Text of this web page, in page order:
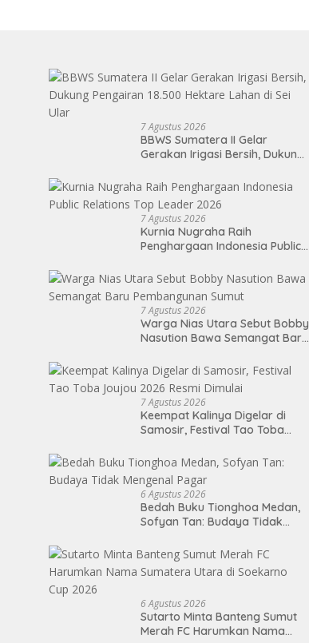
7 Agustus 2026
BBWS Sumatera II Gelar
Gerakan Irigasi Bersih, Dukung
Lahan di Sei Ular
7 Agustus 2026
Kurnia Nugraha Raih
Penghargaan Indonesia Public
7 Agustus 2026
Warga Nias Utara Sebut Bobby
Nasution Bawa Semangat Baru
7 Agustus 2026
Keempat Kalinya Digelar di
Samosir, Festival Tao Toba
6 Agustus 2026
Bedah Buku Tionghoa Medan,
Sofyan Tan: Budaya Tidak
6 Agustus 2026
Sutarto Minta Banteng Sumut
Merah FC Harumkan Nama